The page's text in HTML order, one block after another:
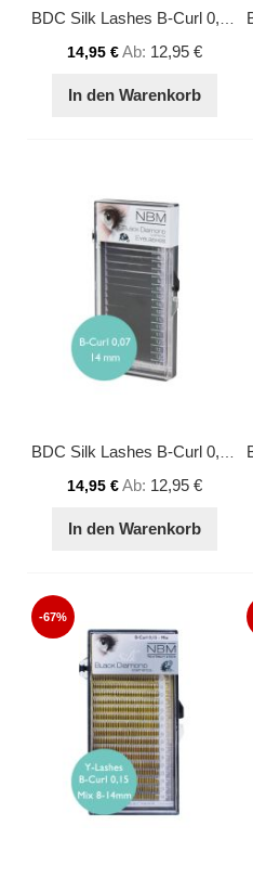
14,95 €Ab 12,95 €
In den Warenkorb
BDC Silk Lashes B-Curl 0,07 - 14 mm
14,95 €Ab 12,95 €
In den Warenkorb
-67%